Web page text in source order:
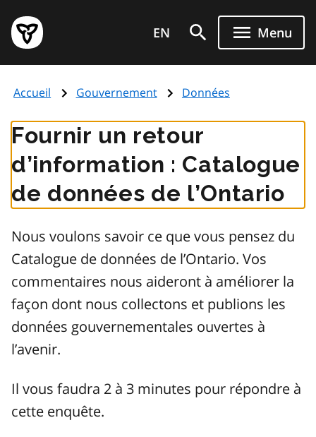
au
contenu
principal
Page
d'accueil
de
EN Menu
Accueil Gouvernement Données
Fournir un retour
d’information : Catalogue
de données de l’Ontario
Nous voulons savoir ce que vous pensez du
Catalogue de données de l’Ontario. Vos
commentaires nous aideront à améliorer la
façon dont nous collectons et publions les
données gouvernementales ouvertes à
l’avenir.
Il vous faudra 2 à 3 minutes pour répondre à
cette enquête.